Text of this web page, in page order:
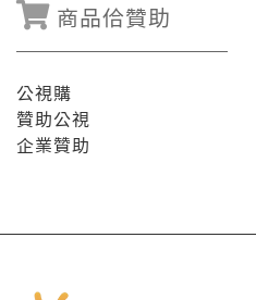
商品佮贊助
公視購
贊助公視
企業贊助